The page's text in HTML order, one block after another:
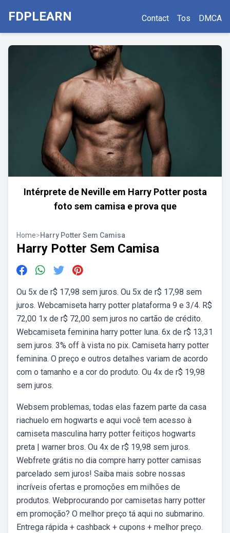
FDPLEARN Contact Tos DMCA
Intérprete de Neville em Harry Potter posta
foto sem camisa e prova que
Home>Harry Potter Sem Camisa
Harry Potter Sem Camisa
Ou 5x de r$ 17,98 sem juros. Ou 5x de r$ 17,98 sem
juros. Webcamiseta harry potter plataforma 9 e 3/4. R$
72,00 1x de r$ 72,00 sem juros no cartão de crédito.
Webcamiseta feminina harry potter luna. 6x de r$ 13,31
sem juros. 3% off à vista no pix. Camiseta harry potter
feminina. O preço e outros detalhes variam de acordo
com o tamanho e a cor do produto. Ou 4x de r$ 19,98
sem juros.
Websem problemas, todas elas fazem parte da casa
riachuelo em hogwarts e aqui você tem acesso à
camiseta masculina harry potter feitiços hogwarts
preta | warner bros. Ou 4x de r$ 19,98 sem juros.
Webfrete grátis no dia compre harry potter camisas
parcelado sem juros! Saiba mais sobre nossas
incríveis ofertas e promoções em milhões de
produtos. Webprocurando por camisetas harry potter
em promoção? O melhor preço tá aqui no submarino.
Entrega rápida + cashback + cupons + melhor preço.